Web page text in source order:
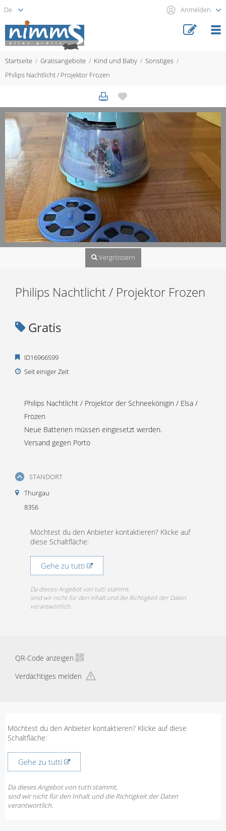
Anmelden
Startseite Gratisangebote Kind und Baby
Sonstiges
Philips Nachtlicht / Projektor Frozen
Vergrössern
Philips Nachtlicht / Projektor Frozen
Gratis
ID16966599
Seit einiger Zeit
Philips Nachtlicht / Projektor der Schneekönigin / Elsa /
Frozen
Neue Batterien müssen eingesetzt werden.
Versand gegen Porto
STANDORT
Thurgau
8356
Möchtest du den Anbieter kontaktieren? Klicke auf
diese Schaltfläche:
Gehe zu tutti
Da dieses Angebot von tutti stammt,
sind wir nicht für den Inhalt und die Richtigkeit der Daten
verantwortlich.
QR-Code anzeigen
Verdächtiges melden
Möchtest du den Anbieter kontaktieren? Klicke auf diese
Schaltfläche:
Gehe zu tutti
Da dieses Angebot von tutti stammt,
sind wir nicht für den Inhalt und die Richtigkeit der Daten
verantwortlich.